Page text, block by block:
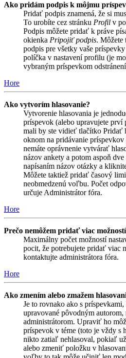
Ako pridám podpis k môjmu
Pridať podpis znamená, že si
To urobíte cez stránku Profil v
Podpis môžete pridať k práve
okienka Pripojiť podpis. Môžete
podpis pre všetky vaše
políčka v nastavení profilu (je
vybraným príspevkom
Hore
Ako vytvorím hlasovanie?
Vytvorenie hlasovania je
príspevok (alebo upravujete
mali by ste vidieť tlačítko Pridať
oknom na pridávanie
nemáte oprávnenie vytvárať
názov ankety a potom aspoň
napísaním názov otázky a
Môžete taktiež pridať časový
neobmedzenú voľbu. Počet
určuje Administrátor fóra.
Hore
Prečo nemôžem pridať viac
Maximálny počet možností
pocit, že potrebujete pridať viac
kontaktujte administrátora fóra.
Hore
Ako zmením alebo zmažem
Je to rovnako ako s
upravované pôvodným autorom,
administrátorom. Upraviť ho
príspevok v téme (toto je vždy s
nikto zatiaľ nehlasoval, pokiaľ
alebo zmeniť položku v